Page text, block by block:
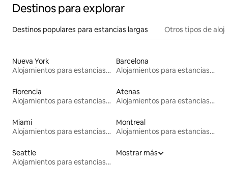
Destinos para explorar
Destinos populares para estancias largas Otros tipos de
Nueva York
Alojamientos para estancias largas
Barcelona
Alojamientos para estancias largas
Florencia
Alojamientos para estancias largas
Atenas
Alojamientos para estancias largas
Miami
Alojamientos para estancias largas
Montreal
Alojamientos para estancias largas
Seattle
Alojamientos para estancias largas
Mostrar más